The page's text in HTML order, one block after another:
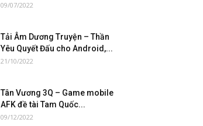
09/07/2022
Tải Âm Dương Truyện – Thần
Yêu Quyết Đấu cho Android,...
21/10/2022
Tân Vương 3Q – Game mobile
AFK đề tài Tam Quốc...
09/12/2022